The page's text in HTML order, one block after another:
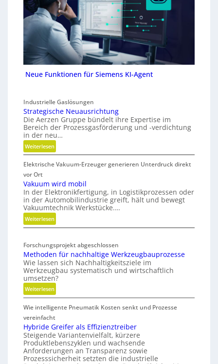
Neue Funktionen für Siemens KI-Agent
Industrielle Gaslösungen
Strategische Neuausrichtung
Die Aerzen Gruppe bündelt ihre Expertise im
Bereich der Prozessgasförderung und -verdichtung
in der neu…
Weiterlesen:
S
t
a
t
e
g
i
s
h
e
N
e
u
a
s
r
i
c
h
t
Elektrische Vakuum-Erzeuger generieren Unterdruck direkt
vor Ort
Vakuum wird mobil
In der Elektronikfertigung, in Logistikprozessen oder
in der Automobilindustrie greift, hält und bewegt
Vakuumtechnik Werkstücke.…
Weiterlesen:
V
k
u
u
m
w
i
d
m
o
b
i
l
Forschungsprojekt abgeschlossen
Methoden für nachhaltige Werkzeugbauprozesse
Wie lassen sich Nachhaltigkeitsziele im
Werkzeugbau systematisch und wirtschaftlich
umsetzen?
Weiterlesen:
M
e
t
h
o
d
e
n
Wie intelligente Pneumatik Kosten senkt und Prozesse
vereinfacht
Hybride Greifer als Effizienztreiber
Steigende Variantenvielfalt, kürzere
Produktlebenszyklen und wachsende
Anforderungen an Transparenz sowie
Prozesssicherheit setzten die industrielle